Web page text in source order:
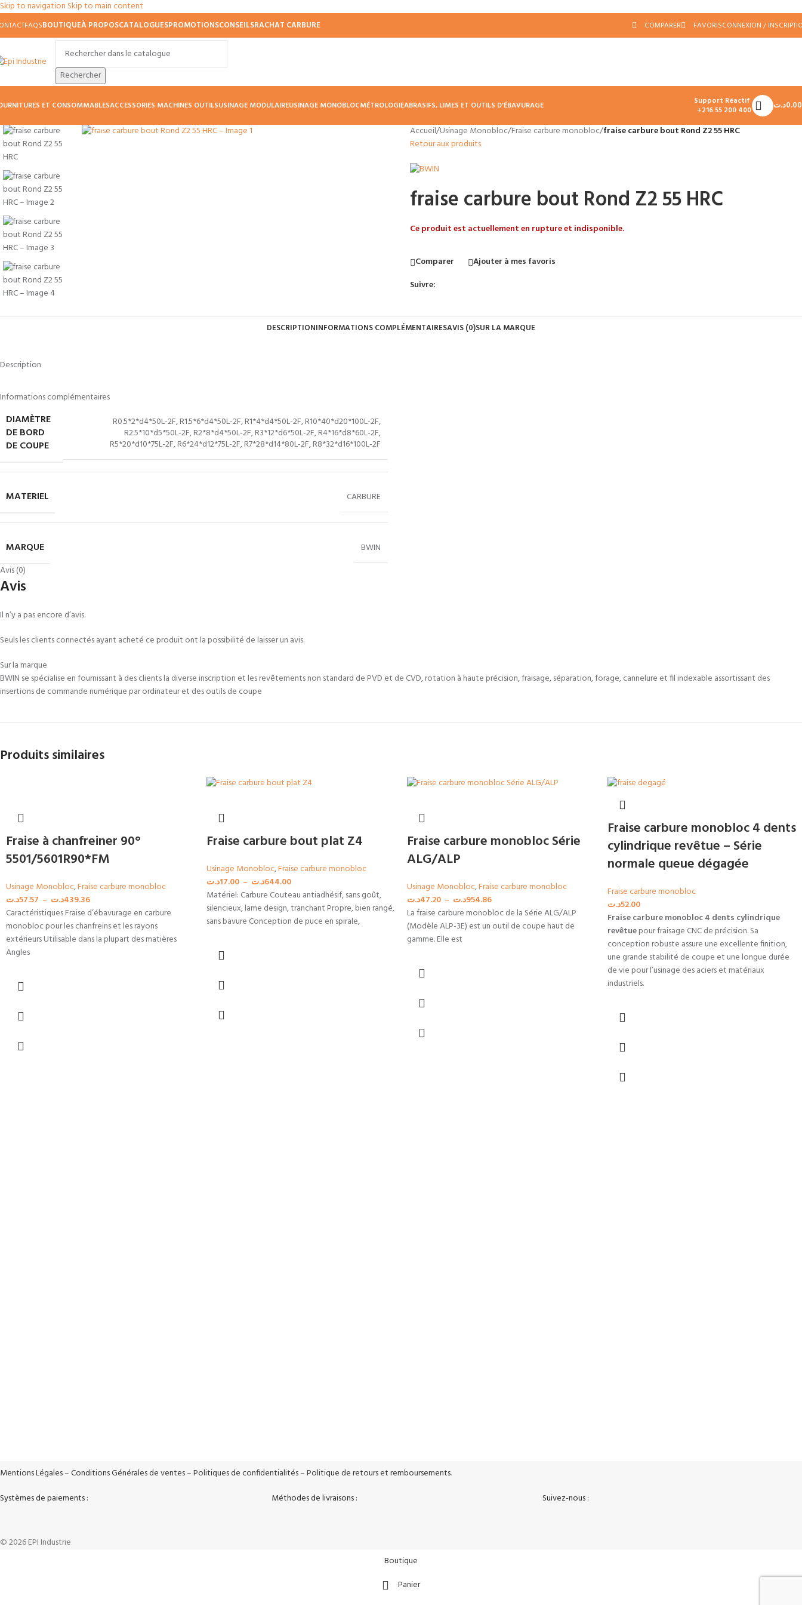
Skip to navigation Skip to main content
FAQSBOUTIQUEÀ PROPOSCATALOGUESPROMOTIONSCONSEILSRACHAT CARBURE COMPARER FAVORISCONNEXION /
Rechercher
ET CONSOMMABLESACCESSORIES MACHINES OUTILSUSINAGE MODULAIREUSINAGE MONOBLOCMÉTROLOGIEABRASIFS, LIMES ET OUTILS D’ÉBAVURAGE
Support Réactif
+216 55 200 400
0.00د.ت
Accueil/Usinage Monobloc/Fraise carbure monobloc/fraise carbure bout Rond Z2 55 HRC
Retour aux produits
fraise carbure bout Rond Z2 55 HRC
Ce produit est actuellement en rupture et indisponible.
Comparer
Ajouter à mes favoris
Suivre:
DESCRIPTIONINFORMATIONS COMPLÉMENTAIRESAVIS (0)SUR LA MARQUE
Description
Informations complémentaires
DIAMÈTRE
DE BORD
DE COUPE
R0.5*2*d4*50L-2F,R1.5*6*d4*50L-2F,R1*4*d4*50L-2F,R10*40*d20*100L-2F,
R2.5*10*d5*50L-2F,R2*8*d4*50L-2F,R3*12*d6*50L-2F,R4*16*d8*60L-2F,
R5*20*d10*75L-2F,R6*24*d12*75L-2F,R7*28*d14*80L-2F,R8*32*d16*100L-2F
MATERIEL CARBURE
MARQUE
BWIN
Avis (0)
Avis
Il n’y a pas encore d’avis.
Seuls les clients connectés ayant acheté ce produit ont la possibilité de laisser un avis.
Sur la marque
BWIN se spécialise en fournissant à des clients la diverse inscription et les revêtements non standard de PVD et de CVD, rotation à haute précision, fraisage, séparation, forage, cannelure et fil indexable assortissant des
insertions de commande numérique par ordinateur et des outils de coupe
Produits similaires
Fraise à chanfreiner 90°
5501/5601R90*FM
Usinage Monobloc,Fraise carbure monobloc
57.57د.ت – 439.36د.ت
Caractéristiques Fraise d’ébavurage en carbure
monobloc pour les chanfreins et les rayons
extérieurs Utilisable dans la plupart des matières
Angles
Fraise carbure bout plat Z4
Usinage Monobloc,Fraise carbure monobloc
17.00د.ت – 644.00د.ت
Matériel: Carbure Couteau antiadhésif, sans goût,
silencieux, lame design, tranchant Propre, bien rangé,
sans bavure Conception de puce en spirale,
Fraise carbure monobloc Série
ALG/ALP
Usinage Monobloc,Fraise carbure monobloc
47.20د.ت – 954.86د.ت
La fraise carbure monobloc de la Série ALG/ALP
(Modèle ALP-3E) est un outil de coupe haut de
gamme. Elle est
Fraise carbure monobloc 4 dents
cylindrique revêtue – Série
normale queue dégagée
Fraise carbure monobloc
52.00د.ت
Fraise carbure monobloc 4 dents cylindrique
revêtuepour fraisage CNC de précision. Sa
conception robuste assure une excellente finition,
une grande stabilité de coupe et une longue durée
de vie pour l’usinage des aciers et matériaux
industriels.
Mentions Légales–Conditions Générales de ventes–Politiques de confidentialités–Politique de retours et remboursements.
Systèmes de paiements :
Méthodes de livraisons : Suivez-nous :
© 2026 EPI Industrie
Boutique
Panier